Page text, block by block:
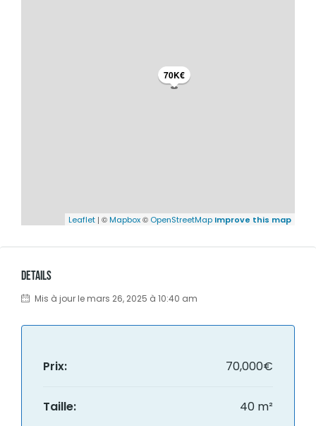
70K€
Leaflet | © Mapbox© OpenStreetMap Improve this map
Details
Mis à jour le mars 26, 2025 à 10:40 am
Prix: 70,000€
Taille: 40 m²